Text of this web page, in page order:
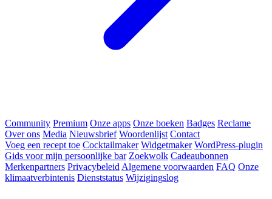
Community Premium Onze apps Onze boeken Badges Reclame
Over ons Media Nieuwsbrief Woordenlijst Contact
Voeg een recept toe Cocktailmaker Widgetmaker WordPress-plugin
Gids voor mijn persoonlijke bar Zoekwolk Cadeaubonnen
Merkenpartners Privacybeleid Algemene voorwaarden FAQ Onze
klimaatverbintenis Dienststatus Wijzigingslog